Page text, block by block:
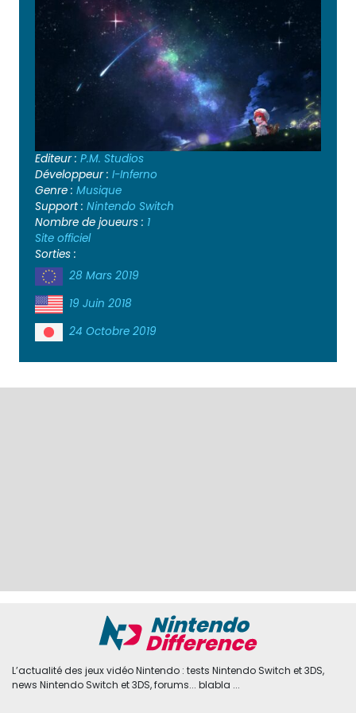
Editeur : P.M. Studios
Développeur : I-Inferno
Genre : Musique
Support : Nintendo Switch
Nombre de joueurs : 1
Site officiel
Sorties :
28 Mars 2019
19 Juin 2018
24 Octobre 2019
L’actualité des jeux vidéo Nintendo : tests Nintendo Switch et 3DS,
news Nintendo Switch et 3DS, forums... blabla ...